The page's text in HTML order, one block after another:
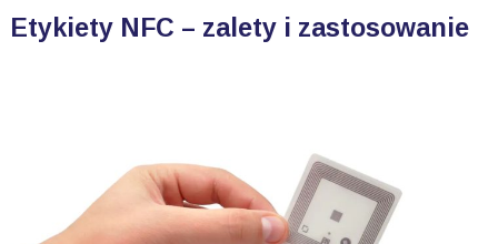
Etykiety NFC – zalety i zastosowanie